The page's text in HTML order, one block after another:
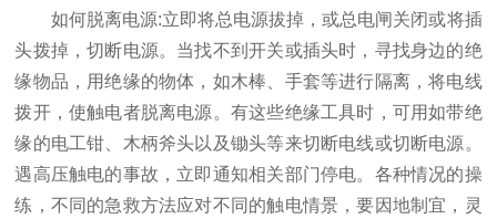
如何脱离电源:立即将总电源拔掉，或总电闸关闭或将插
头拨掉，切断电源。当找不到开关或插头时，寻找身边的绝
缘物品，用绝缘的物体，如木棒、手套等进行隔离，将电线
拨开，使触电者脱离电源。有这些绝缘工具时，可用如带绝
缘的电工钳、木柄斧头以及锄头等来切断电线或切断电源。
遇高压触电的事故，立即通知相关部门停电。各种情况的操
练，不同的急救方法应对不同的触电情景，要因地制宜，灵